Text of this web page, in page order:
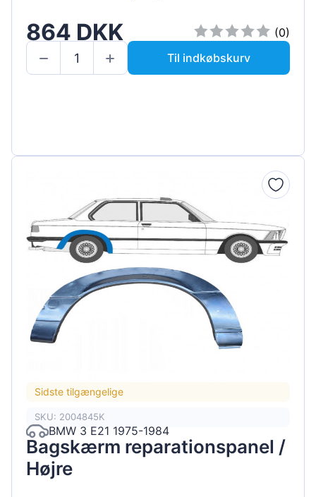
864 DKK
(0)
Til indkøbskurv
Sidste tilgængelige
SKU: 2004845K
BMW 3 E21 1975-1984
Bagskærm reparationspanel /
Højre